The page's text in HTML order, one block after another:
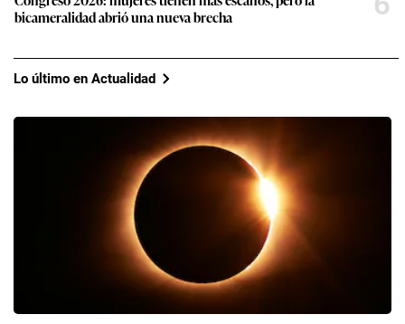
bicameralidad abrió una nueva brecha
Lo último en Actualidad